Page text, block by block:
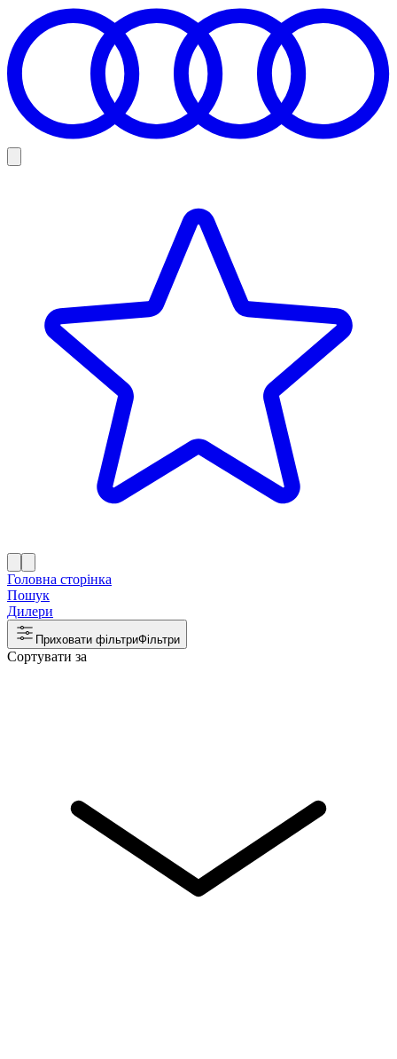
Головна сторінка
Пошук
Дилери
Приховати фільтриФільтри
Сортувати за